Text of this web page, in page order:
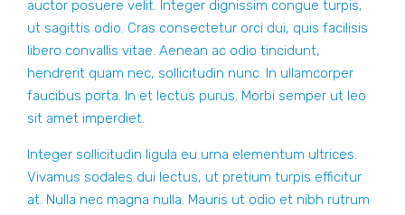
auctor posuere velit. Integer dignissim congue turpis,
ut sagittis odio. Cras consectetur orci dui, quis facilisis
libero convallis vitae. Aenean ac odio tincidunt,
hendrerit quam nec, sollicitudin nunc. In ullamcorper
faucibus porta. In et lectus purus. Morbi semper ut leo
sit amet imperdiet.
Integer sollicitudin ligula eu urna elementum ultrices.
Vivamus sodales dui lectus, ut pretium turpis efficitur
at. Nulla nec magna nulla. Mauris ut odio et nibh rutrum